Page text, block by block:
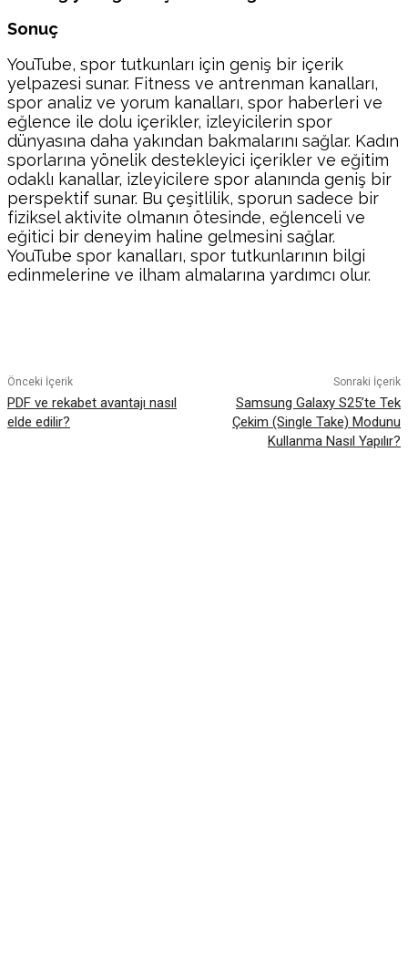
Sonuç
YouTube, spor tutkunları için geniş bir içerik
yelpazesi sunar. Fitness ve antrenman kanalları,
spor analiz ve yorum kanalları, spor haberleri ve
eğlence ile dolu içerikler, izleyicilerin spor
dünyasına daha yakından bakmalarını sağlar. Kadın
sporlarına yönelik destekleyici içerikler ve eğitim
odaklı kanallar, izleyicilere spor alanında geniş bir
perspektif sunar. Bu çeşitlilik, sporun sadece bir
fiziksel aktivite olmanın ötesinde, eğlenceli ve
eğitici bir deneyim haline gelmesini sağlar.
YouTube spor kanalları, spor tutkunlarının bilgi
edinmelerine ve ilham almalarına yardımcı olur.
Önceki İçerik
PDF ve rekabet avantajı nasıl
elde edilir?
Sonraki İçerik
Samsung Galaxy S25’te Tek
Çekim (Single Take) Modunu
Kullanma Nasıl Yapılır?